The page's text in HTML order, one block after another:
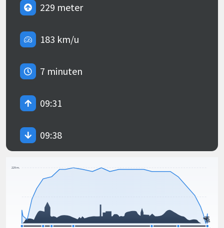
229 meter
183 km/u
7 minuten
09:31
09:38